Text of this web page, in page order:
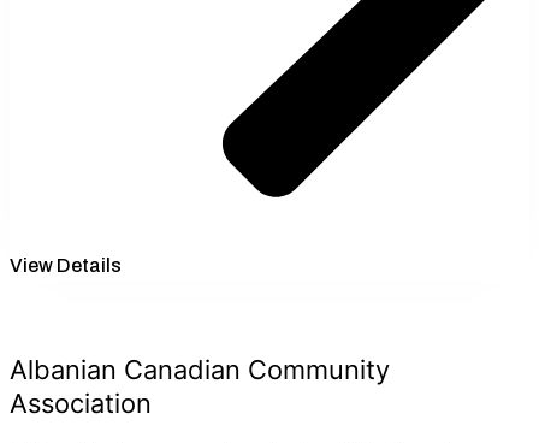
View Details
Albanian Canadian Community
Association